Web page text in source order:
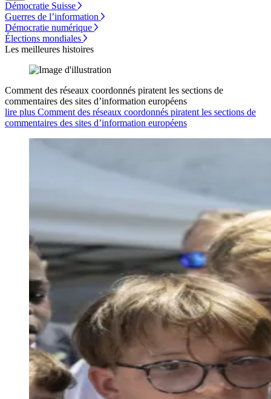
Démocratie Suisse
Guerres de l’information
Démocratie numérique
Élections mondiales
Les meilleures histoires
Comment des réseaux coordonnés piratent les sections de
commentaires des sites d’information européens
lire plus Comment des réseaux coordonnés piratent les sections de
commentaires des sites d’information européens